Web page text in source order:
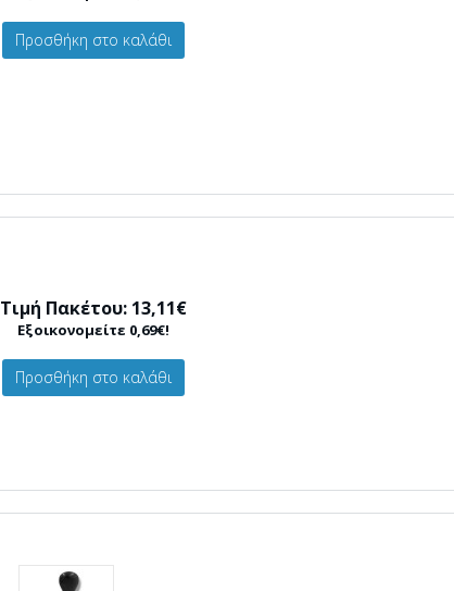
Προσθήκη στο καλάθι
Τιμή Πακέτου: 13,11€
Εξοικονομείτε 0,69€!
Προσθήκη στο καλάθι